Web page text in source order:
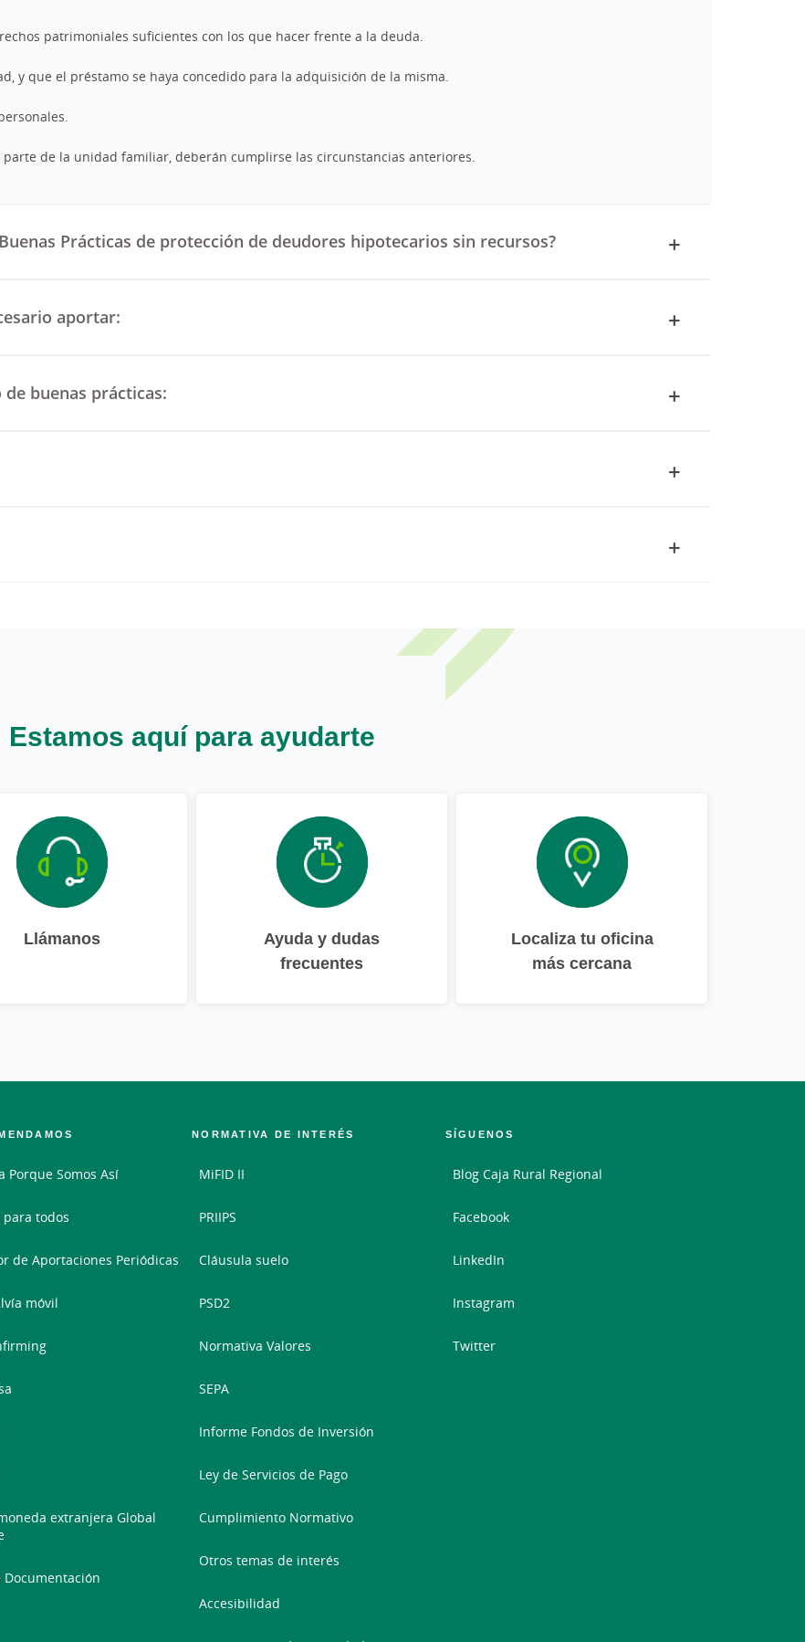
patrimoniales suficientes con los que hacer frente a la deuda.
y que el préstamo se haya concedido para la adquisición de la misma.
de la unidad familiar, deberán cumplirse las circunstancias anteriores.
Prácticas de protección de deudores hipotecarios sin recursos?
aportar:
buenas prácticas:
Estamos aquí para ayudarte
Llámanos
Ayuda y dudas
frecuentes
Localiza tu oficina
más cercana
Porque Somos Así
para todos
de Aportaciones Periódicas
móvil
extranjera Global
Documentación
NORMATIVA DE INTERÉS
MiFID II
PRIIPS
Cláusula suelo
PSD2
Normativa Valores
SEPA
Informe Fondos de Inversión
Ley de Servicios de Pago
Cumplimiento Normativo
Otros temas de interés
Accesibilidad
SÍGUENOS
Blog Caja Rural Regional
Facebook
LinkedIn
Instagram
Twitter